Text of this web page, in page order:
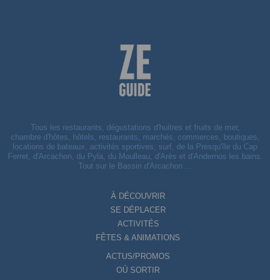
Tous les restaurants, dégustations d'huitres et fruits de mer,
chambre d'hôtes, hôtels, restaurants, marchés, commerces, boutiques,
locations de bateaux, activités sportives, surf, de la Presqu'île du Cap
Ferret, d'Arcachon, du Pyla, du Moulleau, d'Arès et d'Andernos les bains.
Tout sur le Bassin d'Arcachon ...
À DÉCOUVRIR
SE DÉPLACER
ACTIVITÉS
FÊTES & ANIMATIONS
ACTUS/PROMOS
OÙ SORTIR